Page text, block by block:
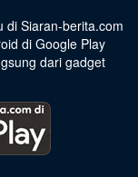
di Siaran-berita.com
di Google Play
dari gadget